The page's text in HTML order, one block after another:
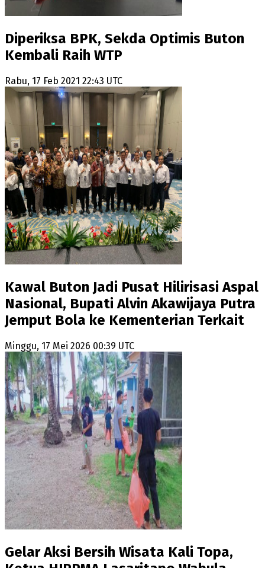
Diperiksa BPK, Sekda Optimis Buton
Kembali Raih WTP
Rabu, 17 Feb 2021 22:43 UTC
Kawal Buton Jadi Pusat Hilirisasi Aspal
Nasional, Bupati Alvin Akawijaya Putra
Jemput Bola ke Kementerian Terkait
Minggu, 17 Mei 2026 00:39 UTC
Gelar Aksi Bersih Wisata Kali Topa,